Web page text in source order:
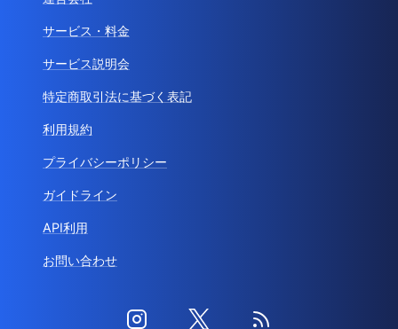
サービス・料金
サービス説明会
特定商取引法に基づく表記
利用規約
プライバシーポリシー
ガイドライン
API利用
お問い合わせ